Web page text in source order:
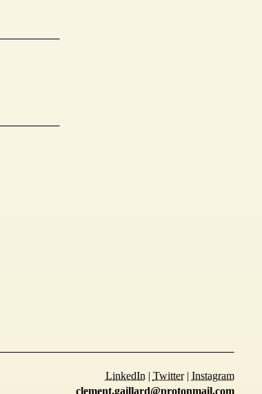
LinkedIn | Twitter| Instagram
clement.gaillard@protonmail.com